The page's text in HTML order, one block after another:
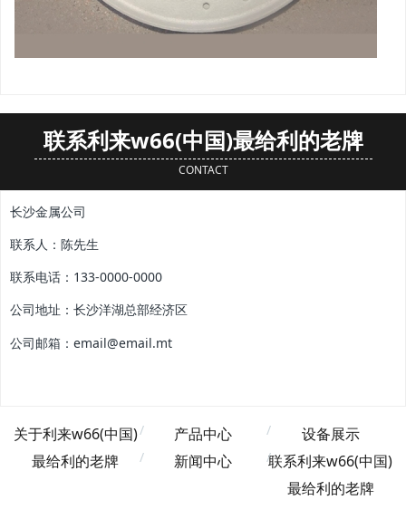
联系利来w66(中国)最给利的老牌
CONTACT
长沙金属公司
联系人：陈先生
联系电话：133-0000-0000
公司地址：长沙洋湖总部经济区
公司邮箱：email@email.mt
关于利来w66(中国)
最给利的老牌
产品中心
设备展示
新闻中心
联系利来w66(中国)
最给利的老牌